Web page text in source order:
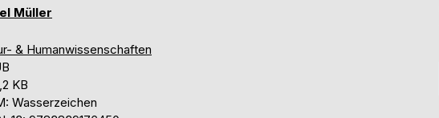
Müller
& Humanwissenschaften
KB
Wasserzeichen